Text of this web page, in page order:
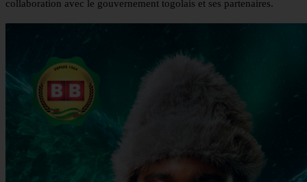
collaboration avec le gouvernement togolais et ses partenaires.